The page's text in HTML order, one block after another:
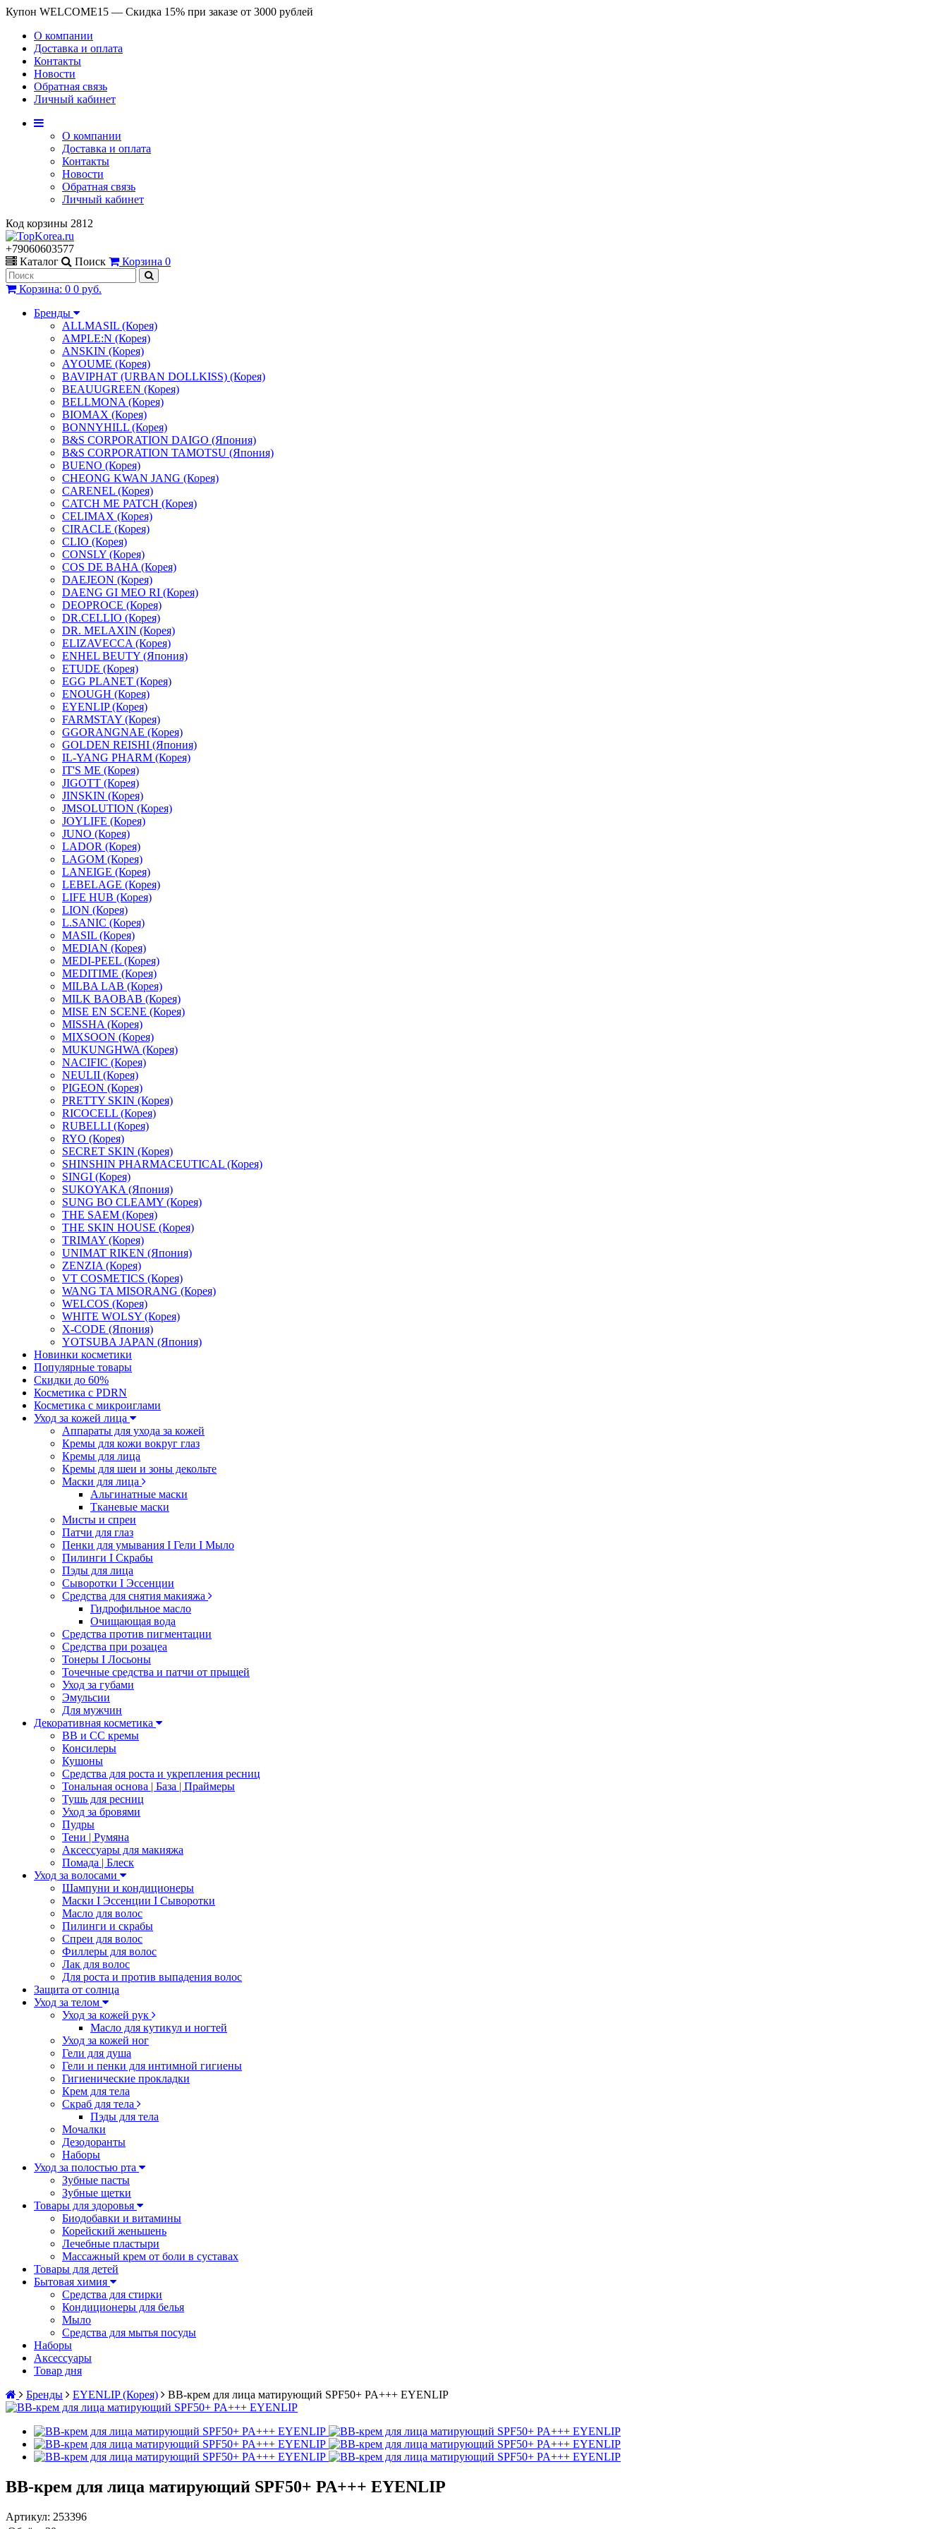
Купон WELCOME15 — Скидка 15% при заказе от 3000 рублей
О компании
Доставка и оплата
Контакты
Новости
Обратная связь
Личный кабинет
О компании
Доставка и оплата
Контакты
Новости
Обратная связь
Личный кабинет
Код корзины 2812
+79060603577
Каталог
Поиск Корзина 0
Корзина: 0 0 руб.
Бренды
ALLMASIL (Корея)
AMPLE:N (Корея)
ANSKIN (Корея)
AYOUME (Корея)
BAVIPHAT (URBAN DOLLKISS) (Корея)
BEAUUGREEN (Корея)
BELLMONA (Корея)
BIOMAX (Корея)
BONNYHILL (Корея)
B&S CORPORATION DAIGO (Япония)
B&S CORPORATION TAMOTSU (Япония)
BUENO (Корея)
CHEONG KWAN JANG (Корея)
CARENEL (Корея)
CATCH ME PATCH (Корея)
CELIMAX (Корея)
CIRACLE (Корея)
CLIO (Корея)
CONSLY (Корея)
COS DE BAHA (Корея)
DAEJEON (Корея)
DAENG GI MEO RI (Корея)
DEOPROCE (Корея)
DR.CELLIO (Корея)
DR. MELAXIN (Корея)
ELIZAVECCA (Корея)
ENHEL BEUTY (Япония)
ETUDE (Корея)
EGG PLANET (Корея)
ENOUGH (Корея)
EYENLIP (Корея)
FARMSTAY (Корея)
GGORANGNAE (Корея)
GOLDEN REISHI (Япония)
IL-YANG PHARM (Корея)
IT'S ME (Корея)
JIGOTT (Корея)
JINSKIN (Корея)
JMSOLUTION (Корея)
JOYLIFE (Корея)
JUNO (Корея)
LADOR (Корея)
LAGOM (Корея)
LANEIGE (Корея)
LEBELAGE (Корея)
LIFE HUB (Корея)
LION (Корея)
L.SANIC (Корея)
MASIL (Корея)
MEDIAN (Корея)
MEDI-PEEL (Корея)
MEDITIME (Корея)
MILBA LAB (Корея)
MILK BAOBAB (Корея)
MISE EN SCENE (Корея)
MISSHA (Корея)
MIXSOON (Корея)
MUKUNGHWA (Корея)
NACIFIC (Корея)
NEULII (Корея)
PIGEON (Корея)
PRETTY SKIN (Корея)
RICOCELL (Корея)
RUBELLI (Корея)
RYO (Корея)
SECRET SKIN (Корея)
SHINSHIN PHARMACEUTICAL (Корея)
SINGI (Корея)
SUKOYAKA (Япония)
SUNG BO CLEAMY (Корея)
THE SAEM (Корея)
THE SKIN HOUSE (Корея)
TRIMAY (Корея)
UNIMAT RIKEN (Япония)
ZENZIA (Корея)
VT COSMETICS (Корея)
WANG TA MISORANG (Корея)
WELCOS (Корея)
WHITE WOLSY (Корея)
X-CODE (Япония)
YOTSUBA JAPAN (Япония)
Новинки косметики
Популярные товары
Скидки до 60%
Косметика с PDRN
Косметика с микроиглами
Уход за кожей лица
Аппараты для ухода за кожей
Кремы для кожи вокруг глаз
Кремы для лица
Кремы для шеи и зоны декольте
Маски для лица
Альгинатные маски
Тканевые маски
Мисты и спреи
Патчи для глаз
Пенки для умывания I Гели I Мыло
Пилинги I Cкрабы
Пэды для лица
Сыворотки I Эссенции
Средства для снятия макияжа
Гидрофильное масло
Очищающая вода
Средства против пигментации
Средства при розацеа
Тонеры I Лосьоны
Точечные средства и патчи от прыщей
Уход за губами
Эмульсии
Для мужчин
Декоративная косметика
ВВ и СС кремы
Консилеры
Кушоны
Средства для роста и укрепления ресниц
Тональная основа | База | Праймеры
Тушь для ресниц
Уход за бровями
Пудры
Тени | Румяна
Аксессуары для макияжа
Помада | Блеск
Уход за волосами
Шампуни и кондиционеры
Маски I Эссенции I Сыворотки
Масло для волос
Пилинги и скрабы
Спреи для волос
Филлеры для волос
Лак для волос
Для роста и против выпадения волос
Защита от солнца
Уход за телом
Уход за кожей рук
Масло для кутикул и ногтей
Уход за кожей ног
Гели для душа
Гели и пенки для интимной гигиены
Гигиенические прокладки
Крем для тела
Скраб для тела
Пэды для тела
Мочалки
Дезодоранты
Наборы
Уход за полостью рта
Зубные пасты
Зубные щетки
Товары для здоровья
Биодобавки и витамины
Корейский женьшень
Лечебные пластыри
Массажный крем от боли в суставах
Товары для детей
Бытовая химия
Средства для стирки
Кондиционеры для белья
Мыло
Средства для мытья посуды
Наборы
Аксессуары
Товар дня
Бренды
EYENLIP (Корея) BB-крем для лица матирующий SPF50+ PA+++ EYENLIP
BB-крем для лица матирующий SPF50+ PA+++ EYENLIP
Артикул: 253396